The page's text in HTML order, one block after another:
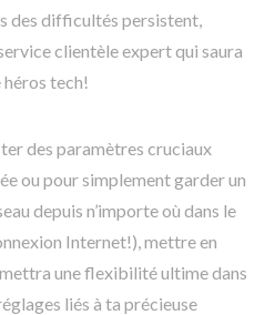
des difficultés persistent,
clientèle expert qui saura
héros tech!
des paramètres cruciaux
ou pour simplement garder un
depuis n’importe où dans le
Internet!), mettre en
une flexibilité ultime dans
liés à ta précieuse